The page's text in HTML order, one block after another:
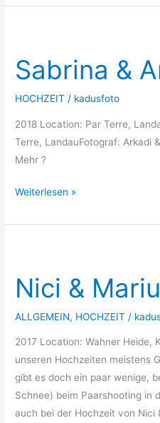
Sabrina &
HOCHZEIT / kadusfoto
2018 Location: Par Terre,
Terre, LandauFotograf: Arkadi
Mehr ?
Andreas
Weiterlesen »
Nici &
ALLGEMEIN, HOCHZEIT /
2017 Location: Wahner Heide,
unseren Hochzeiten meistens
gibt es doch ein paar wenige,
Schnee) beim Paarshooting in
auch bei der Hochzeit von Nici
Mariusz
II